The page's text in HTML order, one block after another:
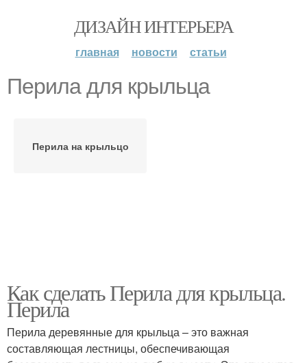
ДИЗАЙН ИНТЕРЬЕРА
главная новости статьи
Перила для крыльца
Перила на крыльцо
Как сделать Перила для крыльца.
Перила
Перила деревянные для крыльца – это важная
составляющая лестницы, обеспечивающая